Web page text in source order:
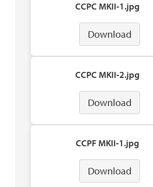
CCPC MKII-1.jpg
Download
CCPC MKII-2.jpg
Download
CCPF MKII-1.jpg
Download